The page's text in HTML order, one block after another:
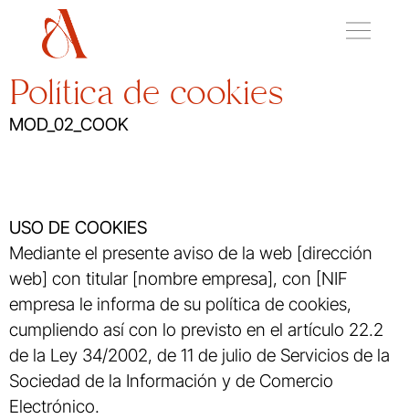
Política de cookies
MOD_02_COOK
USO DE COOKIES
Mediante el presente aviso de la web [dirección
web] con titular [nombre empresa], con [NIF
empresa le informa de su política de cookies,
cumpliendo así con lo previsto en el artículo 22.2
de la Ley 34/2002, de 11 de julio de Servicios de la
Sociedad de la Información y de Comercio
Electrónico.